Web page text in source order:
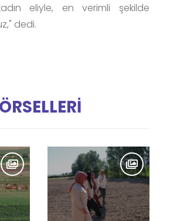
kadın eliyle, en verimli şekilde
dedi.